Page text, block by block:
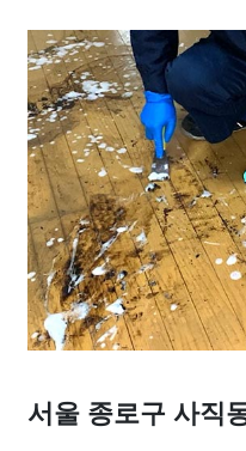
서울 종로구 사직